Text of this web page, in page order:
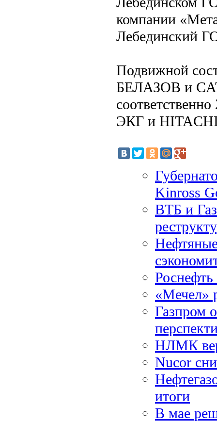
компании
Лебединский
Подвижной
БЕЛАЗОВ и
ЭКГ и
Kinross
ВТБ и
«Мечел»
Газпром
НЛМК
Nucor
итоги
В мае